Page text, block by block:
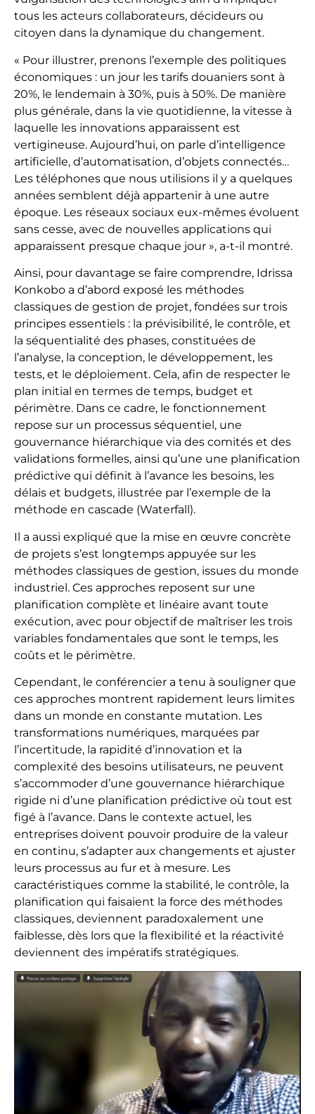
tous les acteurs collaborateurs, décideurs ou
citoyen dans la dynamique du changement.
« Pour illustrer, prenons l’exemple des politiques
économiques : un jour les tarifs douaniers sont à
20%, le lendemain à 30%, puis à 50%. De manière
plus générale, dans la vie quotidienne, la vitesse à
laquelle les innovations apparaissent est
vertigineuse. Aujourd’hui, on parle d’intelligence
artificielle, d’automatisation, d’objets connectés…
Les téléphones que nous utilisions il y a quelques
années semblent déjà appartenir à une autre
époque. Les réseaux sociaux eux-mêmes évoluent
sans cesse, avec de nouvelles applications qui
apparaissent presque chaque jour », a-t-il montré.
Ainsi, pour davantage se faire comprendre, Idrissa
Konkobo a d’abord exposé les méthodes
classiques de gestion de projet, fondées sur trois
principes essentiels : la prévisibilité, le contrôle, et
la séquentialité des phases, constituées de
l’analyse, la conception, le développement, les
tests, et le déploiement. Cela, afin de respecter le
plan initial en termes de temps, budget et
périmètre. Dans ce cadre, le fonctionnement
repose sur un processus séquentiel, une
gouvernance hiérarchique via des comités et des
validations formelles, ainsi qu’une une planification
prédictive qui définit à l’avance les besoins, les
délais et budgets, illustrée par l’exemple de la
méthode en cascade (Waterfall).
Il a aussi expliqué que la mise en œuvre concrète
de projets s’est longtemps appuyée sur les
méthodes classiques de gestion, issues du monde
industriel. Ces approches reposent sur une
planification complète et linéaire avant toute
exécution, avec pour objectif de maîtriser les trois
variables fondamentales que sont le temps, les
coûts et le périmètre.
Cependant, le conférencier a tenu à souligner que
ces approches montrent rapidement leurs limites
dans un monde en constante mutation. Les
transformations numériques, marquées par
l’incertitude, la rapidité d’innovation et la
complexité des besoins utilisateurs, ne peuvent
s’accommoder d’une gouvernance hiérarchique
rigide ni d’une planification prédictive où tout est
figé à l’avance. Dans le contexte actuel, les
entreprises doivent pouvoir produire de la valeur
en continu, s’adapter aux changements et ajuster
leurs processus au fur et à mesure. Les
caractéristiques comme la stabilité, le contrôle, la
planification qui faisaient la force des méthodes
classiques, deviennent paradoxalement une
faiblesse, dès lors que la flexibilité et la réactivité
deviennent des impératifs stratégiques.